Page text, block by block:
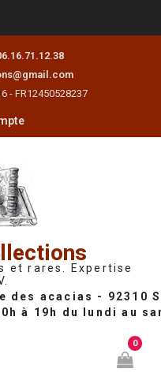
- FR12450528237
et rares. Expertise
0